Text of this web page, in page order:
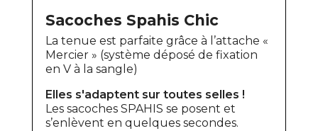
Sacoches Spahis Chic
La tenue est parfaite grâce à l’attache «
Mercier » (système déposé de fixation
en V à la sangle)
Elles s'adaptent sur toutes selles !
Les sacoches SPAHIS se posent et
s’enlèvent en quelques secondes.